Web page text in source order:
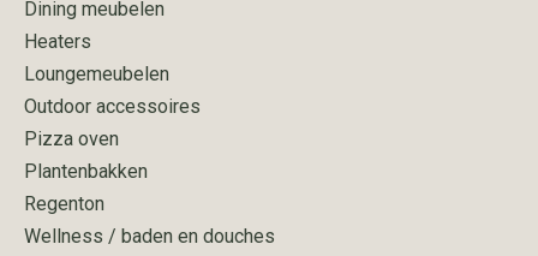
Dining meubelen
Heaters
Loungemeubelen
Outdoor accessoires
Pizza oven
Plantenbakken
Regenton
Wellness / baden en douches